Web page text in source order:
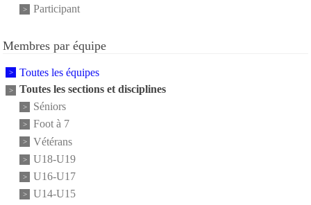
Participant
Membres par équipe
Toutes les équipes
Toutes les sections et disciplines
Séniors
Foot à 7
Vétérans
U18-U19
U16-U17
U14-U15